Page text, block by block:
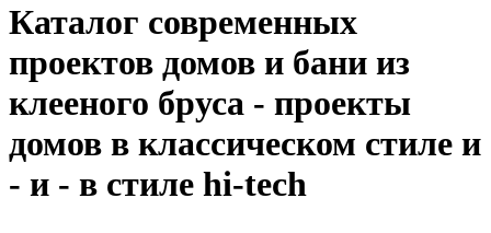
Каталог современных
проектов домов и бани из
клееного бруса - проекты
домов в классическом стиле и
- и - в стиле hi-tech